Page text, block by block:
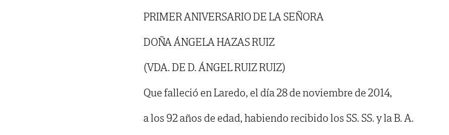
PRIMER ANIVERSARIO DE LA SEÑORA
DOÑA ÁNGELA HAZAS RUIZ
(VDA. DE D. ÁNGEL RUIZ RUIZ)
Que falleció en Laredo, el día 28 de noviembre de 2014,
a los 92 años de edad, habiendo recibido los SS. SS. y la B. A.